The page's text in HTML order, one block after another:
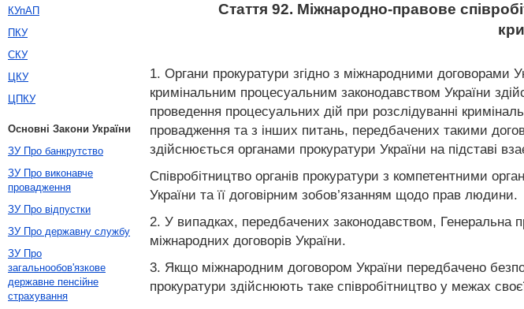
Стаття 92. Міжнародно-правове
1. Органи прокуратури згідно з міжнародними договорами
кримінальним процесуальним законодавством України
проведення процесуальних дій при розслідуванні
провадження та з інших питань, передбачених такими
здійснюється органами прокуратури України на підставі
Співробітництво органів прокуратури з компетентними
України та її договірним зобов’язанням щодо прав людини.
2. У випадках, передбачених законодавством, Генеральна
міжнародних договорів України.
3. Якщо міжнародним договором України передбачено
прокуратури здійснюють таке співробітництво у межах
КУпАП
ПКУ
СКУ
ЦКУ
ЦПКУ
Основні Закони України
ЗУ Про банкрутство
ЗУ Про виконавче
провадження
ЗУ Про відпустки
ЗУ Про державну службу
ЗУ Про
загальнообов'язкове
державне пенсійне
страхування